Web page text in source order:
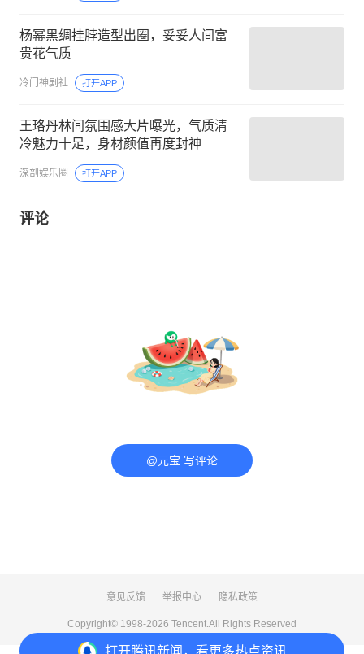
打开腾讯新闻，看更多热点资讯
杨幂黑绸挂脖造型出圈，妥妥人间富
贵花气质
冷门神剧社 打开APP
王珞丹林间氛围感大片曝光，气质清
冷魅力十足，身材颜值再度封神
深剖娱乐圈 打开APP
评论
@元宝 写评论
意见反馈 举报中心 隐私政策
Copyright© 1998-2026 Tencent.All Rights Reserved